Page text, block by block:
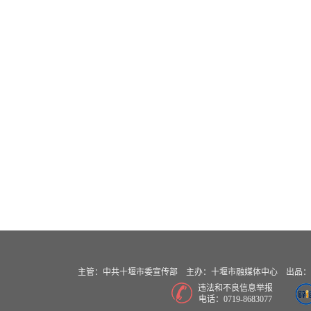
主管：中共十堰市委宣传部 主办：十堰市融媒体中心 出
违法和不良信息举报
电话：0719-8683077